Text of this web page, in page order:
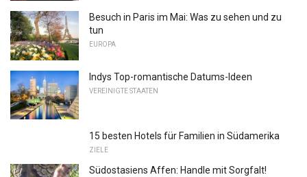
Besuch in Paris im Mai: Was zu sehen und zu
tun
EUROPA
Indys Top-romantische Datums-Ideen
VEREINIGTE STAATEN
15 besten Hotels für Familien in Südamerika
ZIELE
Südostasiens Affen: Handle mit Sorgfalt!